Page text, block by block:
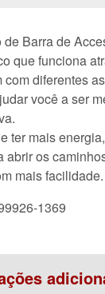
de Barra de
que funciona
com diferentes
você a ser
ter mais
abrir os
mais facilidade.
1369